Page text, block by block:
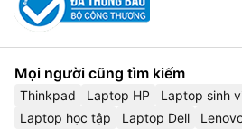
Mọi người cũng tìm kiếm
Thinkpad Laptop HP
Laptop sinh
Laptop học tập
Laptop Dell